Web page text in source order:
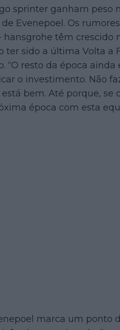
sprinter ganham peso
Evenepoel. Os
hansgrohe têm crescido
ter sido a última Volta a
“O resto da época
o investimento. Não
bem. Até porque, se
época com esta
marca um ponto